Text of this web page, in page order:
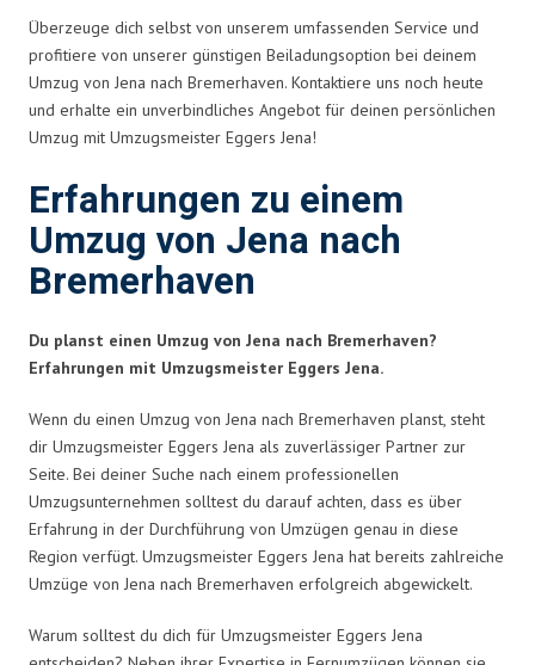
Überzeuge dich selbst von unserem umfassenden Service und
profitiere von unserer günstigen Beiladungsoption bei deinem
Umzug von Jena nach Bremerhaven. Kontaktiere uns noch heute
und erhalte ein unverbindliches Angebot für deinen persönlichen
Umzug mit Umzugsmeister Eggers Jena!
Erfahrungen zu einem
Umzug von Jena nach
Bremerhaven
Du planst einen Umzug von Jena nach Bremerhaven?
Erfahrungen mit Umzugsmeister Eggers Jena.
Wenn du einen Umzug von Jena nach Bremerhaven planst, steht
dir Umzugsmeister Eggers Jena als zuverlässiger Partner zur
Seite. Bei deiner Suche nach einem professionellen
Umzugsunternehmen solltest du darauf achten, dass es über
Erfahrung in der Durchführung von Umzügen genau in diese
Region verfügt. Umzugsmeister Eggers Jena hat bereits zahlreiche
Umzüge von Jena nach Bremerhaven erfolgreich abgewickelt.
Warum solltest du dich für Umzugsmeister Eggers Jena